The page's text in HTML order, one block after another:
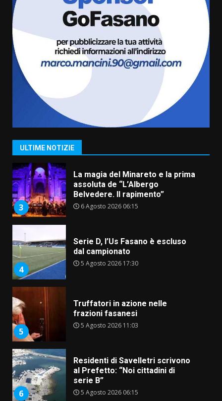
ULTIME NOTIZIE
pronta a tornare in Consiglio
comunale
6 Agosto 2026 08:00
Cura dei beni comuni e
cittadinanza attiva: online
l’avviso per la gestione
condivisa della Villetta di
Laureto
6 Agosto 2026 06:20
3
La magia del Minareto e la prima
assoluta de “L’Albergo
4
Serie D, l’Us Fasano è escluso
dal campionato
5 Agosto 2026 17:30
5
Truffatori in azione nelle
frazioni fasanesi
5 Agosto 2026 11:03
6
Residenti di Savelletri scrivono
al Prefetto: “Noi cittadini di
serie B”
5 Agosto 2026 06:15
7
A Savelletri torna la Sagra del
Pesce Spada: appuntamento a
sabato 8 agosto
5 Agosto 2026 06:10